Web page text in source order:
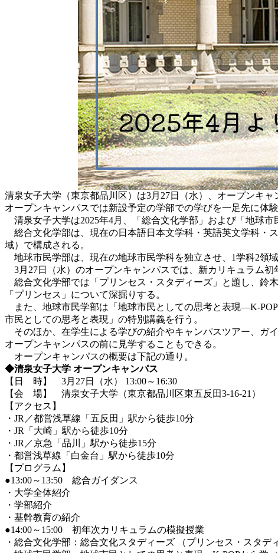
清泉女子大学（東京都品川区）は3月27日（水）、オープンキ
オープンキャンパスでは新設予定の学部での学びを一足先に体
清泉女子大学は2025年4月、「総合文化学部」および「地球市
総合文化学部は、現在の日本語日本文学科・英語英文学科・
域）で構成される。
地球市民学部は、現在の地球市民学科を独立させ、1学科2領
3月27日（水）のオープンキャンパスでは、新カリキュラム初
総合文化学部では「プリンセス・スタディーズ」と題し、鈴
「プリンセス」について深掘りする。
また、地球市民学部は「地球市民としての思考と表現―K-
市民としての思考と表現」の特別講義を行う。
そのほか、在学生による学びの紹介やキャンパスツアー、ガ
オープンキャンパスの前に見学することもできる。
オープンキャンパスの概要は下記の通り。
◆清泉女子大学 オープンキャンパス
【日 時】 3月27日（水） 13:00～16:30
【会 場】 清泉女子大学（東京都品川区東五反田3-16-21）
【アクセス】
・JR／都営浅草線「五反田」駅から徒歩10分
・JR「大崎」駅から徒歩10分
・JR／京急「品川」駅から徒歩15分
・都営浅草線「白金台」駅から徒歩10分
【プログラム】
●13:00～13:50 総合ガイダンス
・大学全体紹介
・学部紹介
・基幹教育の紹介
●14:00～15:00 初年次カリキュラムの模擬授業
・総合文化学部：総合文化スタディーズ （プリンセス・スタデ